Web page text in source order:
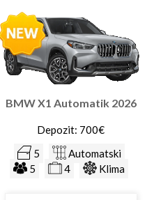
BMW X1 Automatik 2026
Depozit: 700€
5
Automatski
5
4 Klima